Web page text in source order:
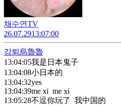
채수연TV
26.07.2913:07:00
강퇴 烏魯魯
13:04:05我是日本鬼子
13:04:08小日本的
13:04:32yes
13:04:39me xi me xi
13:05:28不逗你玩了 我中国的